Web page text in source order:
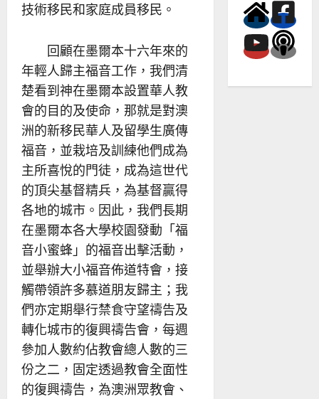
技術移民和家庭成員移民。
回顧在墨爾本十六年來的
年輕人歸主福音工作，我們清
楚看到神在墨爾本設置華人教
會的目的及使命，那就是對澳
洲的新移民華人及留學生廣傳
福音，並栽培及訓練他們成為
主所喜悅的門徒，成為這世代
的頂尖基督精兵，為基督贏得
各地的城市。因此，我們長期
在墨爾本各大學校園發動「福
音小蜜蜂」的福音出擊活動，
並舉辦大小福音佈道特會，接
觸帶領許多慕道朋友歸主；我
們亦定期舉行禁食守望禱告及
轉化城市的復興禱告會，每週
參加人數約佔教會總人數的三
份之二，固定透過教會全面性
的復興禱告，為澳洲眾教會、